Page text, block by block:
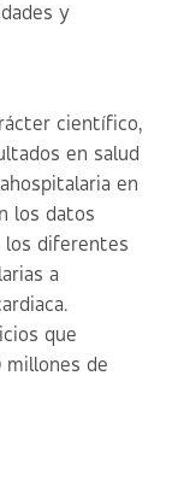
y
científico,
en salud
en
los datos
los diferentes
a
que
millones de